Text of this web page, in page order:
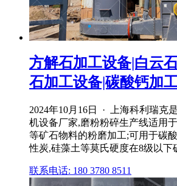
方解石加工设备|白云
石加工设备|碳酸钙加
2024年10月16日 · 上海科利瑞克
机设备厂家,磨粉粉碎生产线适用
等矿石物料的粉磨加工;可用于碳
性炭,硅藻土等莫氏硬度在8级以下
联系电话: 180 3780 8511